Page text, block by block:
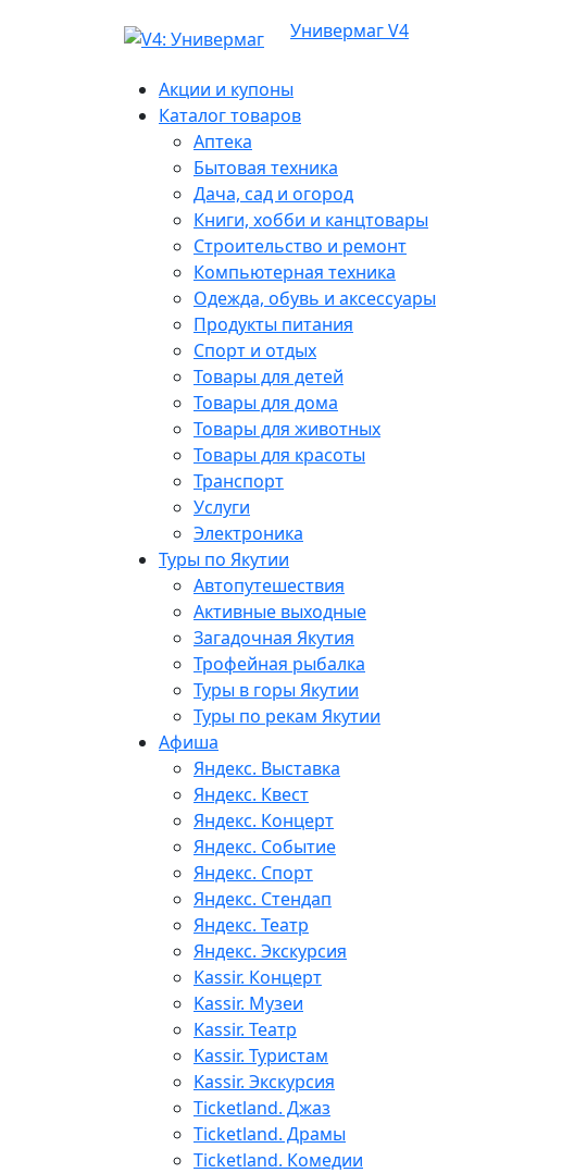
Универмаг V4
Акции и купоны
Каталог товаров
Аптека
Бытовая техника
Дача, сад и огород
Книги, хобби и канцтовары
Строительство и ремонт
Компьютерная техника
Одежда, обувь и аксессуары
Продукты питания
Спорт и отдых
Товары для детей
Товары для дома
Товары для животных
Товары для красоты
Транспорт
Услуги
Электроника
Туры по Якутии
Автопутешествия
Активные выходные
Загадочная Якутия
Трофейная рыбалка
Туры в горы Якутии
Туры по рекам Якутии
Афиша
Яндекс. Выставка
Яндекс. Квест
Яндекс. Концерт
Яндекс. Событие
Яндекс. Спорт
Яндекс. Стендап
Яндекс. Театр
Яндекс. Экскурсия
Kassir. Концерт
Kassir. Музеи
Kassir. Театр
Kassir. Туристам
Kassir. Экскурсия
Ticketland. Джаз
Ticketland. Драмы
Ticketland. Комедии